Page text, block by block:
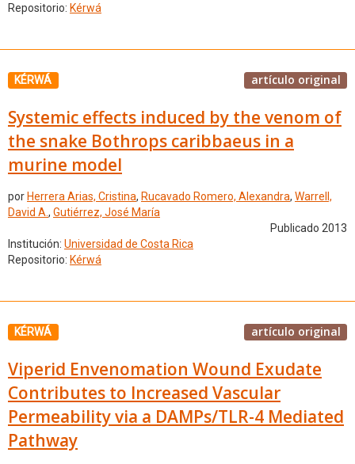
Repositorio: Kérwá
KÉRWÁ artículo original
Systemic effects induced by the venom of
the snake Bothrops caribbaeus in a
murine model
por Herrera Arias, Cristina, Rucavado Romero, Alexandra, Warrell,
David A., Gutiérrez, José María
Publicado 2013
Institución: Universidad de Costa Rica
Repositorio: Kérwá
KÉRWÁ artículo original
Viperid Envenomation Wound Exudate
Contributes to Increased Vascular
Permeability via a DAMPs/TLR-4 Mediated
Pathway